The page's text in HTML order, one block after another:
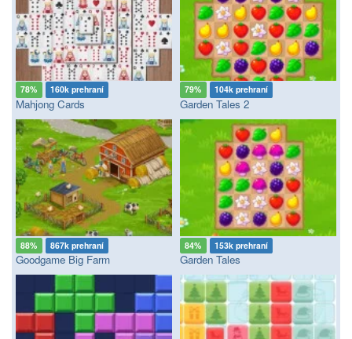
78% 160k prehraní
Mahjong Cards
79% 104k prehraní
Garden Tales 2
88% 867k prehraní
Goodgame Big Farm
84% 153k prehraní
Garden Tales